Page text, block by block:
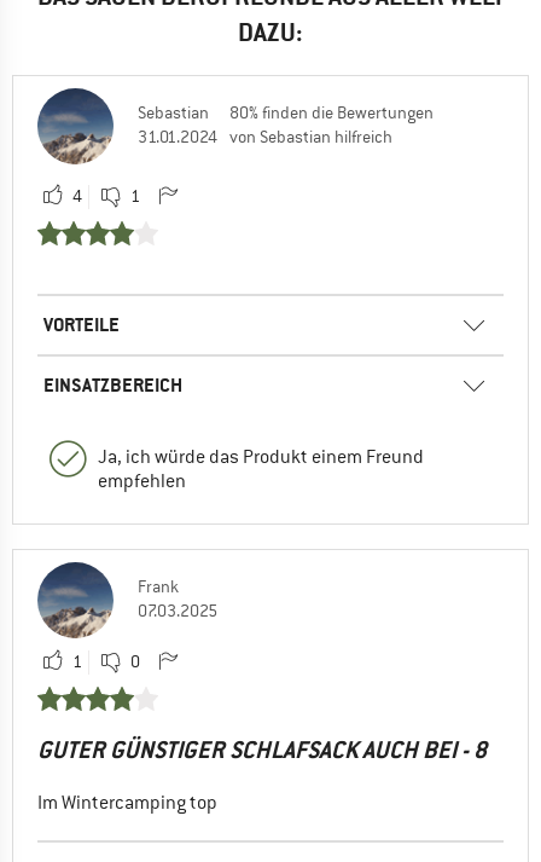
DAZU:
Sebastian
31.01.2024
80% finden die Bewertungen
von Sebastian hilfreich
4 1
VORTEILE
EINSATZBEREICH
Ja, ich würde das Produkt einem Freund
empfehlen
Frank
07.03.2025
1 0
GUTER GÜNSTIGER SCHLAFSACK AUCH BEI - 8
Im Wintercamping top